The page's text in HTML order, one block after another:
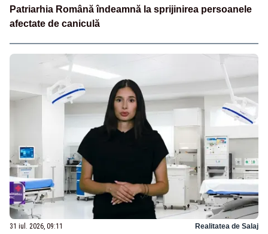
Patriarhia Română îndeamnă la sprijinirea persoanele
afectate de caniculă
31 iul. 2026, 09:11 Realitatea de Salaj